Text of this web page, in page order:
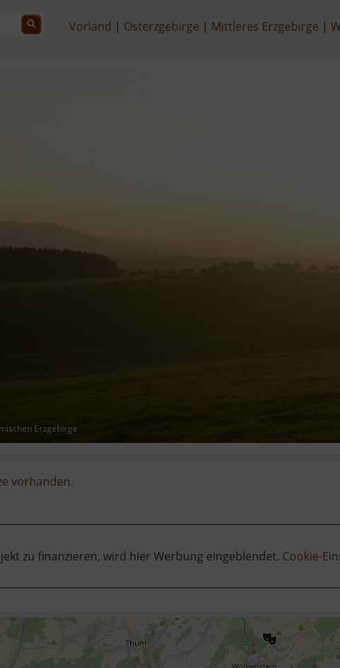
Vorland Osterzgebirge Mittleres Erzgebirge
Erzgebirge
vorhanden.
zu finanzieren, wird hier Werbung eingeblendet. Cookie-